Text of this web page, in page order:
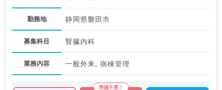
勤務地 静岡県磐田市
募集科目 腎臓内科
業務内容 一般外来, 病棟管理